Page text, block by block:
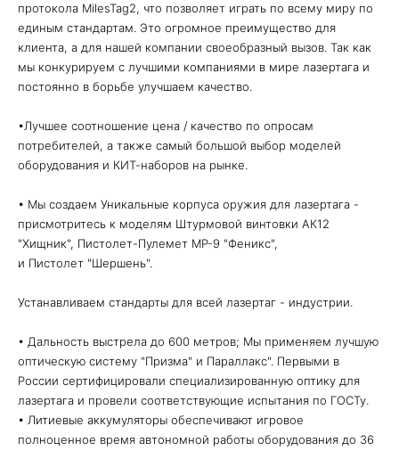
протокола MilesTag2, что позволяет играть по всему миру по
единым стандартам. Это огромное преимущество для
клиента, а для нашей компании своеобразный вызов. Так как
мы конкурируем с лучшими компаниями в мире лазертага и
постоянно в борьбе улучшаем качество.
•Лучшее соотношение цена / качество по опросам
потребителей, а также самый большой выбор моделей
оборудования и КИТ-наборов на рынке.
• Мы создаем Уникальные корпуса оружия для лазертага -
присмотритесь к моделям Штурмовой винтовки АК12
"Хищник", Пистолет-Пулемет MP-9 "Феникс",
и Пистолет "Шершень".
Устанавливаем стандарты для всей лазертаг - индустрии.
• Дальность выстрела до 600 метров; Мы применяем лучшую
оптическую систему "Призма" и Параллакс". Первыми в
России сертифицировали специализированную оптику для
лазертага и провели соответствующие испытания по ГОСТу.
• Литиевые аккумуляторы обеспечивают игровое
полноценное время автономной работы оборудования до 36